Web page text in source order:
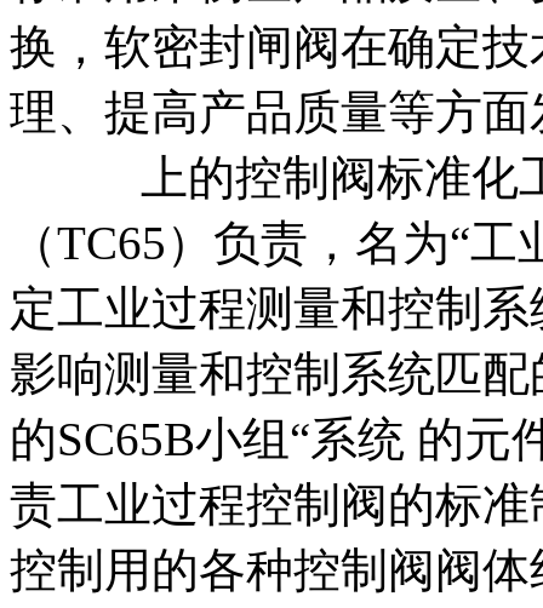
换，软密封闸阀在确定
理、提高产品质量等方
上的控制阀标准化工
（TC65）负责，名为“
定工业过程测量和控制
影响测量和控制系统匹
的SC65B小组“系统 的元
责工业过程控制阀的标
控制用的各种控制阀阀